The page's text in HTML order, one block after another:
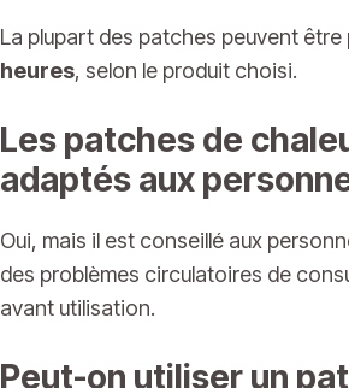
La plupart des patches peuvent
heures, selon le produit choisi.
Les patches de
adaptés aux
Oui, mais il est conseillé aux
des problèmes circulatoires de
avant utilisation.
Peut-on utiliser un